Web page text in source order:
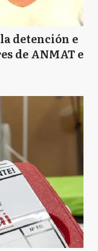
detención e
de ANMAT e